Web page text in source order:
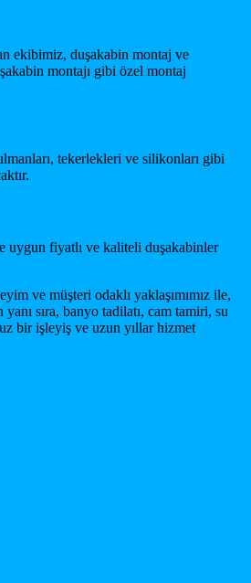
ekibimiz, duşakabin montaj ve
montajı gibi özel montaj
tekerlekleri ve silikonları gibi
uygun fiyatlı ve kaliteli duşakabinler
ve müşteri odaklı yaklaşımımız ile,
sıra, banyo tadilatı, cam tamiri, su
bir işleyiş ve uzun yıllar hizmet